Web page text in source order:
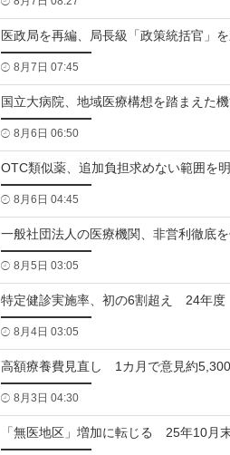
医政局を再編、局長級「政策統括官」
8月7日 07:45
国立大病院、地域医療構想を踏まえた
8月6日 06:50
OTC類似薬、追加負担求めない範囲を
8月6日 04:45
一般社団法人の医療機関、非営利徹底
8月5日 03:05
特定健診実施率、初の6割超え 24年度
8月4日 03:05
高額療養費見直し 1カ月で意見約
8月3日 04:30
「無医地区」増加に転じる 25年10月